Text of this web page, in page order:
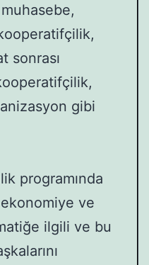
sonrası
gibi
programında
ve
ilgili ve bu